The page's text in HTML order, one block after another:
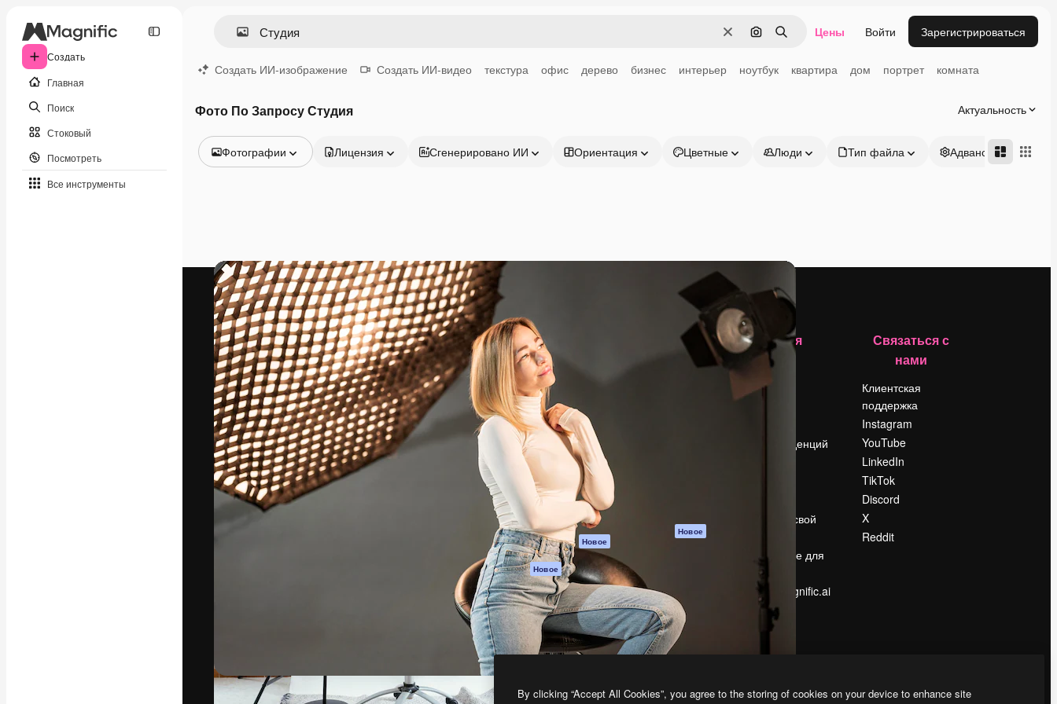
Создать
Главная
Поиск
Стоковый
Посмотреть
Все инструменты
ОчиститьПоиск по изображению
Поиск Цены Войти Зарегистрироваться
Создать ИИ-изображение Создать ИИ-видео текстура офис дерево бизнес интерьер ноутбук квартира дом портрет комната
Фото По Запросу Студия Актуальность
Фотографии
Видео
Видеоролик
Моушн-дизайн
Видеошаблоны
Иконки
3D-модели
Шрифты
Лицензия Сгенерировано ИИ Ориентация Цветные Люди Тип файла Адвансд
Креативная платформа для создания
ваших лучших работ. Более 1 миллиона
подписчиков среди креаторов,
предприятий, агентств и студий.
Pусский
Продукция
Spaces
ИИ-помощник
Генератор
изображений ИИ
Генератор видео
Генератор голоса
на основе ИИ
Стоковый контент
MCP для
Claude/ChatGPT
Новое
Агенты Новое
API
Мобильное
приложение
Все инструменты
Magnific
Новое
cookie
Центр доверия
Партнеры
Предприятие
Компания
О нас
Поиск тенденций
Продайте свой
Помещение для
прессы
Ищете magnific.ai
Связаться с
нами
Клиентская
поддержка
Instagram
YouTube
LinkedIn
TikTok
Discord
X
Reddit
By clicking “Accept All Cookies”, you agree to the storing of cookies on your device to enhance site